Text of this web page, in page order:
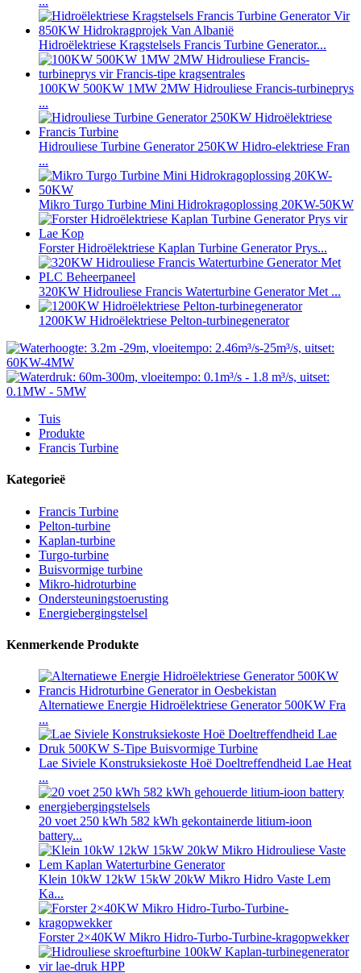
Hidroëlektriese Kragstelsels Francis Turbine Generator...
100KW 500KW 1MW 2MW Hidrouliese Francis-turbineprys
...
Hidrouliese Turbine Generator 250KW Hidro-elektriese Fran
...
Mikro Turgo Turbine Mini Hidrokragoplossing 20KW-50KW
Forster Hidroëlektriese Kaplan Turbine Generator Prys...
320KW Hidrouliese Francis Waterturbine Generator Met ...
1200KW Hidroëlektriese Pelton-turbinegenerator
Tuis
Produkte
Francis Turbine
Kategorieë
Francis Turbine
Pelton-turbine
Kaplan-turbine
Turgo-turbine
Buisvormige turbine
Mikro-hidroturbine
Ondersteuningstoerusting
Energiebergingstelsel
Kenmerkende Produkte
Alternatiewe Energie Hidroëlektriese Generator 500KW Fra
...
Lae Siviele Konstruksiekoste Hoë Doeltreffendheid Lae Heat
...
20 voet 250 kWh 582 kWh gekontainerde litium-ioon
battery...
Klein 10kW 12kW 15kW 20kW Mikro Hidro Vaste Lem
Ka...
Forster 2×40KW Mikro Hidro-Turbo-Turbine-kragopwekker